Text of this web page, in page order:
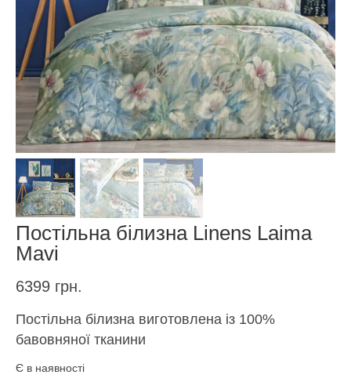
Постільна білизна Linens Laima
Mavi
6399 грн.
Постільна білизна виготовлена із 100%
бавовняної тканини
Є в наявності